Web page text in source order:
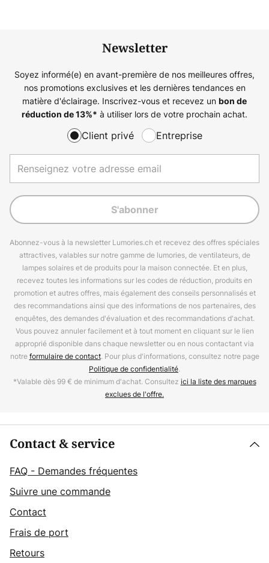
Newsletter
Soyez informé(e) en avant-première de nos meilleures offres,
nos promotions exclusives et les dernières tendances en
matière d'éclairage. Inscrivez-vous et recevez un bon de
réduction de13%* à utiliser lors de votre prochain achat.
Client privé Entreprise
S'abonner
Abonnez-vous à la newsletter Lumories.ch et recevez des offres spéciales
attractives, valables sur notre gamme de lumories, de ventilateurs, de
lampes solaires et de produits pour la maison connectée. Et en plus,
recevez toutes les informations sur les codes de réduction, produits en
promotion et autres offres, mais également des conseils personnalisés et
des recommandations ainsi que des informations de nos partenaires, des
enquêtes, des demandes d'évaluation et des recommandations d'achat.
Vous pouvez annuler facilement et à tout moment en cliquant sur le lien
approprié disponible dans chaque newsletter ou en nous contactant via
notreformulaire de contact. Pour plus d'informations, consultez notre page
Politique de confidentialité.
*Valable dès 99 € de minimum d'achat. Consultez ici la liste des marques
exclues de l'offre.
Contact & service
FAQ - Demandes fréquentes
Suivre une commande
Contact
Frais de port
Retours